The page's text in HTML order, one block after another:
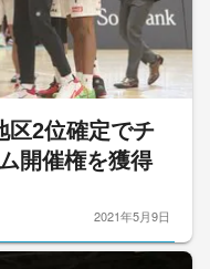
区2位確定でチ
開催権を獲得
2021年5月9日